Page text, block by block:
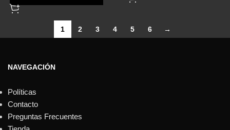
1 2 3 4 5 6 →
NAVEGACIÓN
Políticas
Contacto
Preguntas Frecuentes